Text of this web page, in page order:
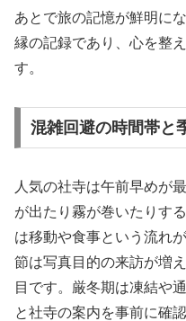
あとで旅の記憶が鮮明に
縁の記録であり、心を整
す。
混雑回避の時間帯と
人気の社寺は午前早めが
が出たり霧が巻いたりす
は移動や食事という流れ
節は写真目的の来訪が増
目です。厳冬期は凍結や
と社寺の案内を事前に確